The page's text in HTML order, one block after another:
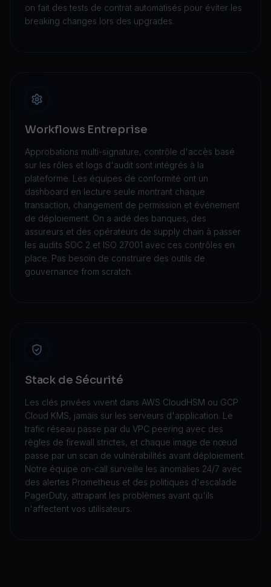
on fait des tests de contrat automatisés pour éviter les
breaking changes lors des upgrades.
Workflows Entreprise
Approbations multi-signature, contrôle d'accès basé
sur les rôles et logs d'audit sont intégrés à la
plateforme. Les équipes de conformité ont un
dashboard en lecture seule montrant chaque
transaction, changement de permission et événement
de déploiement. On a aidé des banques, des
assureurs et des opérateurs de supply chain à passer
les audits SOC 2 et ISO 27001 avec ces contrôles en
place. Pas besoin de construire des outils de
gouvernance from scratch.
Stack de Sécurité
Les clés privées vivent dans AWS CloudHSM ou GCP
Cloud KMS, jamais sur les serveurs d'application. Le
trafic réseau passe par du VPC peering avec des
règles de firewall strictes, et chaque image de nœud
passe par un scan de vulnérabilités avant déploiement.
Notre équipe on-call surveille les anomalies 24/7 avec
des alertes Prometheus et des politiques d'escalade
PagerDuty, attrapant les problèmes avant qu'ils
n'affectent vos utilisateurs.